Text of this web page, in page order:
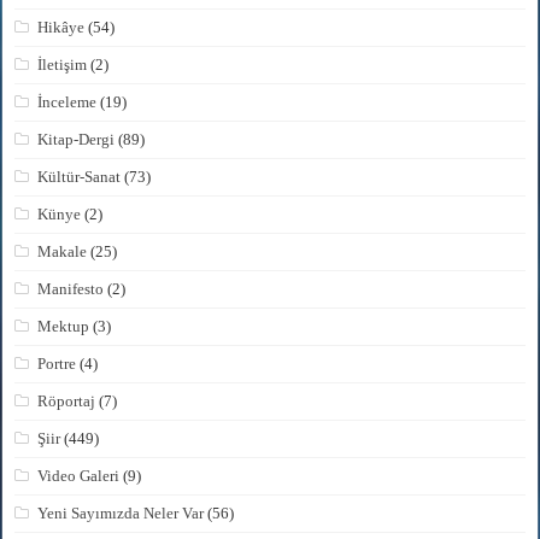
Hikâye (54)
İletişim (2)
İnceleme (19)
Kitap-Dergi (89)
Kültür-Sanat (73)
Künye (2)
Makale (25)
Manifesto (2)
Mektup (3)
Portre (4)
Röportaj (7)
Şiir(449)
Video Galeri (9)
Yeni Sayımızda Neler Var(56)